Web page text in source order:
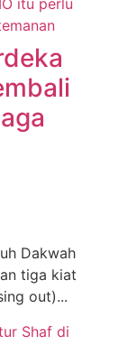
Dakwah
tiga kiat
out)...